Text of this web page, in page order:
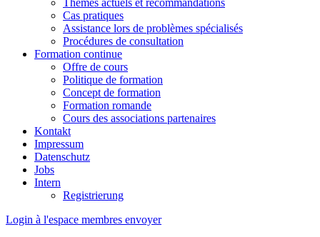
Thèmes actuels et recommandations
Cas pratiques
Assistance lors de problèmes spécialisés
Procédures de consultation
Formation continue
Offre de cours
Politique de formation
Concept de formation
Formation romande
Cours des associations partenaires
Kontakt
Impressum
Datenschutz
Jobs
Intern
Registrierung
Login à l'espace membres envoyer